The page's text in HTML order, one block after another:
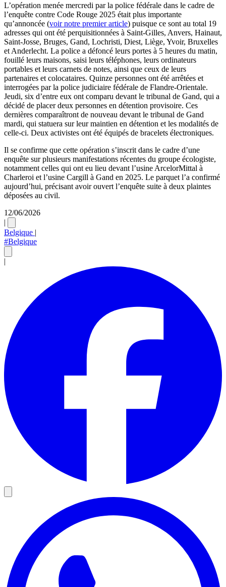
L’opération menée mercredi par la police fédérale dans le cadre de
l’enquête contre Code Rouge 2025 était plus importante
qu’annoncée (voir notre premier article) puisque ce sont au total 19
adresses qui ont été perquisitionnées à Saint-Gilles, Anvers, Hainaut,
Saint-Josse, Bruges, Gand, Lochristi, Diest, Liège, Yvoir, Bruxelles
et Anderlecht. La police a défoncé leurs portes à 5 heures du matin,
fouillé leurs maisons, saisi leurs téléphones, leurs ordinateurs
portables et leurs carnets de notes, ainsi que ceux de leurs
partenaires et colocataires. Quinze personnes ont été arrêtées et
interrogées par la police judiciaire fédérale de Flandre-Orientale.
Jeudi, six d’entre eux ont comparu devant le tribunal de Gand, qui a
décidé de placer deux personnes en détention provisoire. Ces
dernières comparaîtront de nouveau devant le tribunal de Gand
mardi, qui statuera sur leur maintien en détention et les modalités de
celle-ci. Deux activistes ont été équipés de bracelets électroniques.
Il se confirme que cette opération s’inscrit dans le cadre d’une
enquête sur plusieurs manifestations récentes du groupe écologiste,
notamment celles qui ont eu lieu devant l’usine ArcelorMittal à
Charleroi et l’usine Cargill à Gand en 2025. Le parquet l’a confirmé
aujourd’hui, précisant avoir ouvert l’enquête suite à deux plaintes
déposées au civil.
12/06/2026
|
Belgique |
#Belgique
|